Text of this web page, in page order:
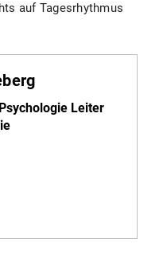
auf Tagesrhythmus
Leiter